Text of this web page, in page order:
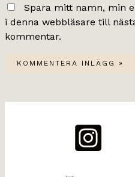
Spara mitt namn, min
i denna webbläsare till
kommentar.